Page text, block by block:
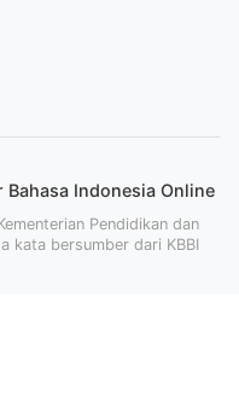
Indonesia Online
Pendidikan dan
kata bersumber dari KBBI